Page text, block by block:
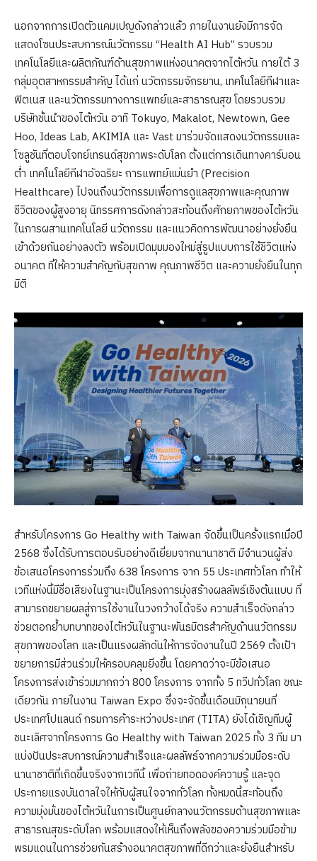
นอกจากการเปิดตัวแคมเปญดังกล่าวแล้ว ภายในงานยังมีการจัด
แสดงโซนประสบการณ์นวัตกรรม “Health AI Hub” รวบรวม
เทคโนโลยีและผลิตภัณฑ์ด้านสุขภาพแห่งอนาคตจากไต้หวัน ภายใต้ 3
กลุ่มอุตสาหกรรมสำคัญ ได้แก่ นวัตกรรมจักรยาน, เทคโนโลยีกีฬาและ
ฟิตเนส และนวัตกรรมทางการแพทย์และสาธารณสุข โดยรวบรวม
บริษัทชั้นนำของไต้หวัน อาทิ Tokuyo, Makalot, Newtown, Gee
Hoo, Ideas Lab, AKIMIA และ Vast มาร่วมจัดแสดงนวัตกรรมและ
โซลูชันที่ตอบโจทย์เทรนด์สุขภาพระดับโลก ตั้งแต่การเดินทางคาร์บอน
ต่ำ เทคโนโลยีกีฬาอัจฉริยะ การแพทย์แม่นยำ (Precision
Healthcare) ไปจนถึงนวัตกรรมเพื่อการดูแลสุขภาพและคุณภาพ
ชีวิตของผู้สูงอายุ นิทรรศการดังกล่าวสะท้อนถึงศักยภาพของไต้หวัน
ในการผสานเทคโนโลยี นวัตกรรม และแนวคิดการพัฒนาอย่างยั่งยืน
เข้าด้วยกันอย่างลงตัว พร้อมเปิดมุมมองใหม่สู่รูปแบบการใช้ชีวิตแห่ง
อนาคต ที่ให้ความสำคัญกับสุขภาพ คุณภาพชีวิต และความยั่งยืนในทุก
มิติ
สำหรับโครงการ Go Healthy with Taiwan จัดขึ้นเป็นครั้งแรกเมื่อปี
2568 ซึ่งได้รับการตอบรับอย่างดีเยี่ยมจากนานาชาติ มีจำนวนผู้ส่ง
ข้อเสนอโครงการร่วมถึง 638 โครงการ จาก 55 ประเทศทั่วโลก ทำให้
เวทีแห่งนี้มีชื่อเสียงในฐานะเป็นโครงการมุ่งสร้างผลลัพธ์เชิงต้นแบบ ที่
สามารถขยายผลสู่การใช้งานในวงกว้างได้จริง ความสำเร็จดังกล่าว
ช่วยตอกย้ำบทบาทของไต้หวันในฐานะพันธมิตรสำคัญด้านนวัตกรรม
สุขภาพของโลก และเป็นแรงผลักดันให้การจัดงานในปี 2569 ตั้งเป้า
ขยายการมีส่วนร่วมให้ครอบคลุมยิ่งขึ้น โดยคาดว่าจะมีข้อเสนอ
โครงการส่งเข้าร่วมมากกว่า 800 โครงการ จากทั้ง 5 ทวีปทั่วโลก ขณะ
เดียวกัน ภายในงาน Taiwan Expo ซึ่งจะจัดขึ้นเดือนมิถุนายนที่
ประเทศโปแลนด์ กรมการค้าระหว่างประเทศ (TITA) ยังได้เชิญทีมผู้
ชนะเลิศจากโครงการ Go Healthy with Taiwan 2025 ทั้ง 3 ทีม มา
แบ่งปันประสบการณ์ความสำเร็จและผลลัพธ์จากความร่วมมือระดับ
นานาชาติที่เกิดขึ้นจริงจากเวทีนี้ เพื่อถ่ายทอดองค์ความรู้ และจุด
ประกายแรงบันดาลใจให้กับผู้สนใจจากทั่วโลก ทั้งหมดนี้สะท้อนถึง
ความมุ่งมั่นของไต้หวันในการเป็นศูนย์กลางนวัตกรรมด้านสุขภาพและ
สาธารณสุขระดับโลก พร้อมแสดงให้เห็นถึงพลังของความร่วมมือข้าม
พรมแดนในการช่วยกันสร้างอนาคตสุขภาพที่ดีกว่าและยั่งยืนสำหรับ